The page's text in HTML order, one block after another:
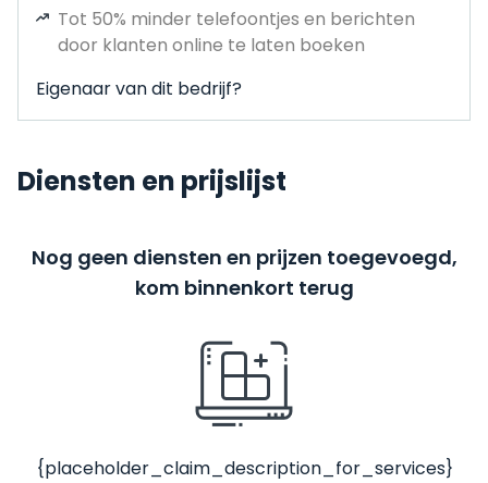
Tot 50% minder telefoontjes en berichten
door klanten online te laten boeken
Eigenaar van dit bedrijf?
Diensten en prijslijst
Nog geen diensten en prijzen toegevoegd,
kom binnenkort terug
{placeholder_claim_description_for_services}